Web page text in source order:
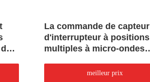
La commande de capteur
d'interrupteur à positions
multiples à micro-ondes
conception deux dans une
meilleur prix